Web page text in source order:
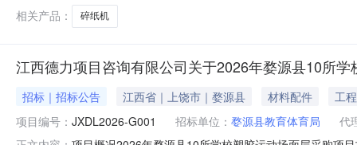
相关产品：
碎纸机
江西德力项目咨询有限公司关于2026年婺源县10所
招标｜招标公告 江西省｜上饶市｜婺源县 材料配件
工程
项目编号： JXDL2026-G001 招标单位： 婺源县教育体育局
代